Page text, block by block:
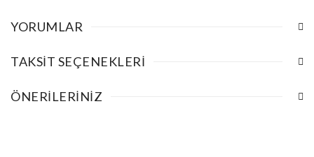
YORUMLAR
TAKSIT SEÇENEKLERI
ÖNERILERINIZ